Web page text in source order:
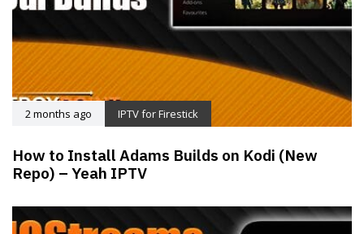
2 months ago IPTV for Firestick
How to Install Adams Builds on Kodi (New
Repo) – Yeah IPTV